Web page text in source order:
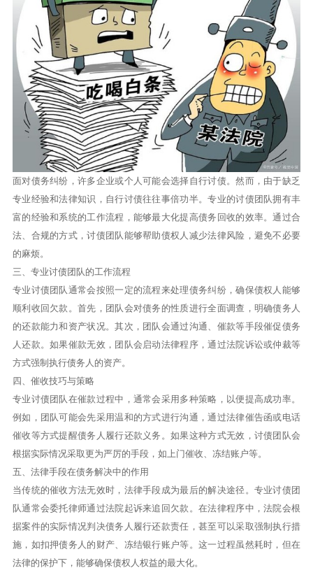
面对债务纠纷，许多企业或个人可能会选择自行讨债。然而，由于缺乏
专业经验和法律知识，自行讨债往往事倍功半。专业的讨债团队拥有丰
富的经验和系统的工作流程，能够最大化提高债务回收的效率。通过合
法、合规的方式，讨债团队能够帮助债权人减少法律风险，避免不必要
的麻烦。
三、专业讨债团队的工作流程
专业讨债团队通常会按照一定的流程来处理债务纠纷，确保债权人能够
顺利收回欠款。首先，团队会对债务的性质进行全面调查，明确债务人
的还款能力和资产状况。其次，团队会通过沟通、催款等手段催促债务
人还款。如果催款无效，团队会启动法律程序，通过法院诉讼或仲裁等
方式强制执行债务人的资产。
四、催收技巧与策略
专业讨债团队在催款过程中，通常会采用多种策略，以便提高成功率。
例如，团队可能会先采用温和的方式进行沟通，通过法律催告函或电话
催收等方式提醒债务人履行还款义务。如果这种方式无效，讨债团队会
根据实际情况采取更为严厉的手段，如上门催收、冻结账户等。
五、法律手段在债务解决中的作用
当传统的催收方法无效时，法律手段成为最后的解决途径。专业讨债团
队通常会委托律师通过法院起诉来追回欠款。在法律程序中，法院会根
据案件的实际情况判决债务人履行还款责任，甚至可以采取强制执行措
施，如扣押债务人的财产、冻结银行账户等。这一过程虽然耗时，但在
法律的保护下，能够确保债权人权益的最大化。